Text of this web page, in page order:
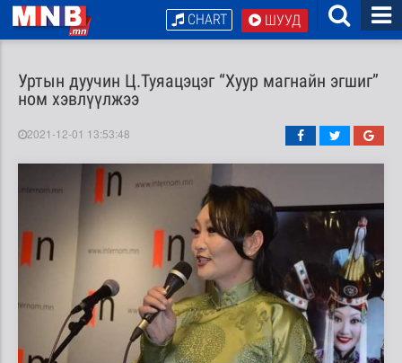
ШУУД
CHART
Уртын дуучин Ц.Туяацэцэг “Хуур магнайн эгшиг”
ном хэвлүүлжээ
2021-12-01 13:53:48